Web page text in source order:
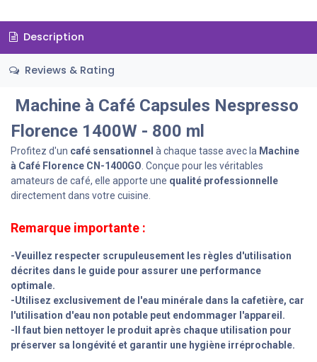
Description
Reviews & Rating
Machine à Café Capsules Nespresso
Florence 1400W - 800 ml
Profitez d'un café sensationnel à chaque tasse avec la Machine
à Café Florence CN-1400GO . Conçue pour les véritables
amateurs de café, elle apporte une qualité professionnelle
directement dans votre cuisine.
Remarque importante :
-Veuillez respecter scrupuleusement les règles d'utilisation
décrites dans le guide pour assurer une performance
optimale.
-Utilisez exclusivement de l'eau minérale dans la cafetière, car
l'utilisation d'eau non potable peut endommager l'appareil.
-Il faut bien nettoyer le produit après chaque utilisation pour
préserver sa longévité et garantir une hygiène irréprochable.